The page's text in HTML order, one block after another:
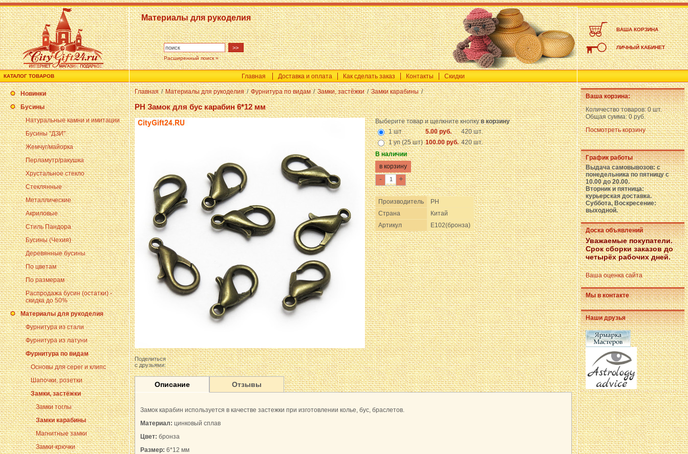
Материалы для рукоделия
Расширенный поиск »
ВАША КОРЗИНА
ЛИЧНЫЙ КАБИНЕТ
КАТАЛОГ ТОВАРОВ Главная Доставка и оплата Как сделать заказ Контакты Скидки
Новинки
Бусины
Натуральные камни и имитации
Бусины "ДЗИ"
Жемчуг/майорка
Перламутр/ракушка
Хрустальное стекло
Стеклянные
Металлические
Акриловые
Стиль Пандора
Бусины (Чехия)
Деревянные бусины
По цветам
По размерам
Распродажа бусин (остатки) -
скидка до 50%
Материалы для рукоделия
Фурнитура из стали
Фурнитура из латуни
Фурнитура по видам
Основы для серег и клипс
Шапочки, розетки
Замки, застёжки
Замки тоглы
Замки карабины
Магнитные замки
Замки-крючки
Главная / Материалы для рукоделия / Фурнитура по видам / Замки, застёжки / Замки карабины /
PH Замок для бус карабин 6*12 мм
Выберите товар и щелкните кнопкув корзину
1 шт
5.00 руб.
420 шт.
1 уп (25 шт) 100.00 руб. 420 шт.
В наличии
- +
Производитель
PH
Страна
Китай
Артикул
E102(бронза)
Поделиться
с друзьями:
Описание Отзывы
Замок карабин используется в качестве застежки при изготовлении колье, бус, браслетов.
Материал: цинковый сплав
Цвет: бронза
Размер: 6*12 мм
Ваша корзина:
Количество товаров:0 шт.
Общая сумма:0 руб.
Посмотреть корзину
График работы
Выдача самовывозов: с
понедельника по пятницу с
10.00 до 20.00.
Вторник и пятница:
курьерская доставка.
Суббота, Воскресение:
выходной.
Доска объявлений
Уважаемые покупатели.
Срок сборки заказов до
четырёх рабочих дней.
Ваша оценка сайта
Мы в контакте
Наши друзья